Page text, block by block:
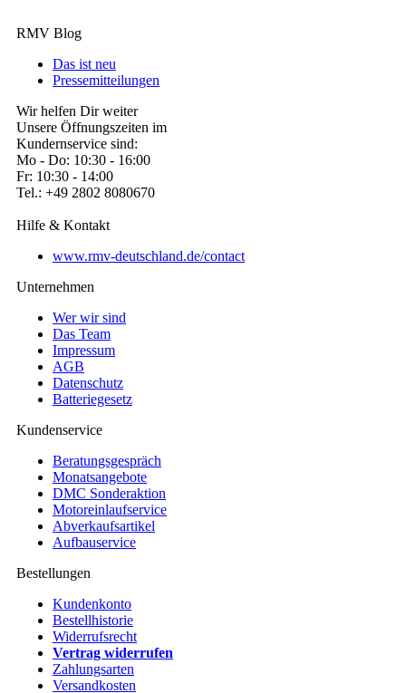
RMV Blog
Das ist neu
Pressemitteilungen
Wir helfen Dir weiter
Unsere Öffnungszeiten im
Kundernservice sind:
Mo - Do: 10:30 - 16:00
Fr: 10:30 - 14:00
Tel.: +49 2802 8080670
Hilfe & Kontakt
www.rmv-deutschland.de/contact
Unternehmen
Wer wir sind
Das Team
Impressum
AGB
Datenschutz
Batteriegesetz
Kundenservice
Beratungsgespräch
Monatsangebote
DMC Sonderaktion
Motoreinlaufservice
Abverkaufsartikel
Aufbauservice
Bestellungen
Kundenkonto
Bestellhistorie
Widerrufsrecht
Vertrag widerrufen
Zahlungsarten
Versandkosten